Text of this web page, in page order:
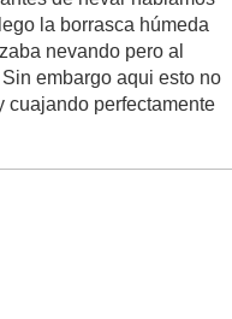
la borrasca húmeda
nevando pero al
embargo aqui esto no
cuajando perfectamente